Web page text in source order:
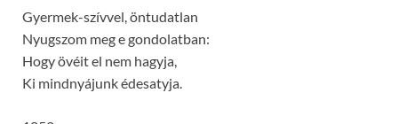
Gyermek-szívvel, öntudatlan
Nyugszom meg e gondolatban:
Hogy övéit el nem hagyja,
Ki mindnyájunk édesatyja.